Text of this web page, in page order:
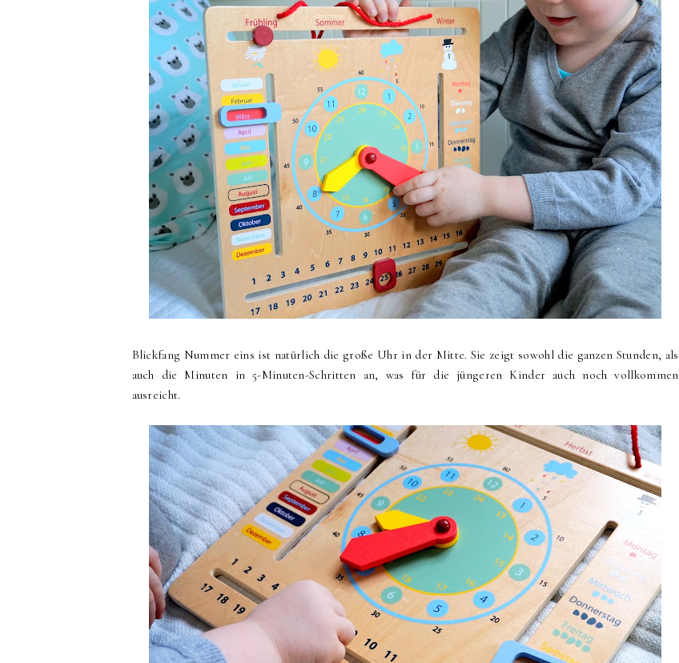
Blickfang Nummer eins ist natürlich die große Uhr in der Mitte. Sie zeigt sowohl die ganzen Stunden, als
auch die Minuten in 5-Minuten-Schritten an, was für die jüngeren Kinder auch noch vollkommen
ausreicht.